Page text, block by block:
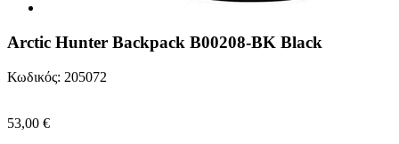
Arctic Hunter Backpack B00208-BK Black
Κωδικός: 205072
53,00 €